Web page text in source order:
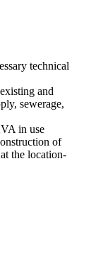
technical
and
sewerage,
in use
of
the location-